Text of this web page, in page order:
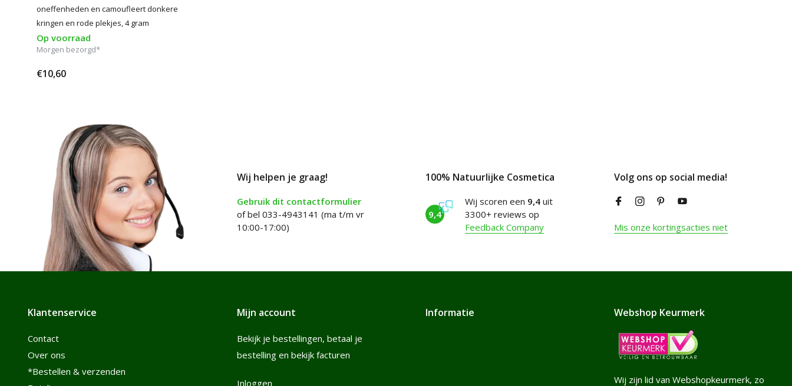
oneffenheden en camoufleert donkere
kringen en rode plekjes, 4 gram
Op voorraad
Morgen bezorgd*
€10,60
Wij helpen je graag!
Gebruik dit contactformulier
of bel 033-4943141 (ma t/m vr
10:00-17:00)
100% Natuurlijke Cosmetica
9,4
Wij scoren een 9,4 uit
3300+ reviews op
Feedback Company
Volg ons op social media!
Mis onze kortingsacties niet
Klantenservice
Contact
Over ons
*Bestellen & verzenden
Mijn account
Bekijk je bestellingen, betaal je
bestelling en bekijk facturen
Inloggen
Informatie Webshop Keurmerk
Wij zijn lid van Webshopkeurmerk, zo